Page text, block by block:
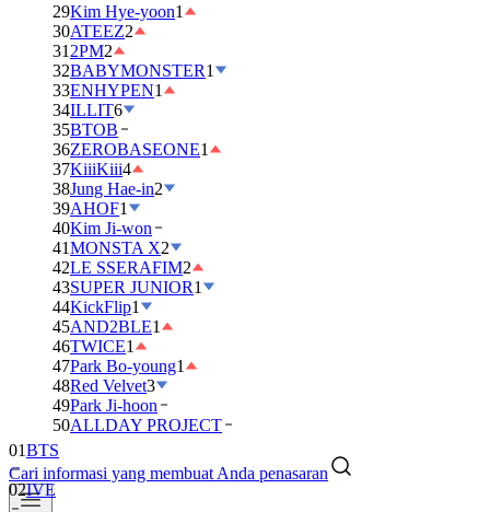
29Kim Hye-yoon1
30ATEEZ2
31 2PM2
32BABYMONSTER1
33ENHYPEN1
34ILLIT6
35BTOB
36ZEROBASEONE1
37KiiiKiii4
38Jung Hae-in2
39AHOF1
40Kim Ji-won
41MONSTA X2
42LE SSERAFIM2
43SUPER JUNIOR1
44KickFlip1
45AND2BLE1
46TWICE1
47Park Bo-young1
48Red Velvet3
49Park Ji-hoon
50ALLDAY PROJECT
Cari informasi yang membuat Anda penasaran
BTS
02IVE
03DAY6